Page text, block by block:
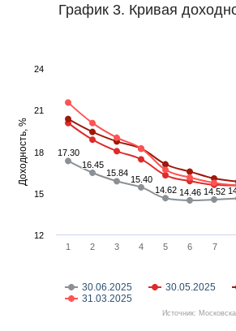
Доходность, %
График 3. Кривая
17.30
17.30
16.45
16.45
15.84
15.84
15.40
15.40
14.62
14.62 14.46
14.46 14.52
14.52
30.06.2025 30.05.2025
31.03.2025
1 2 3 4 5 6 7
12
15
18
21
24
Источник: